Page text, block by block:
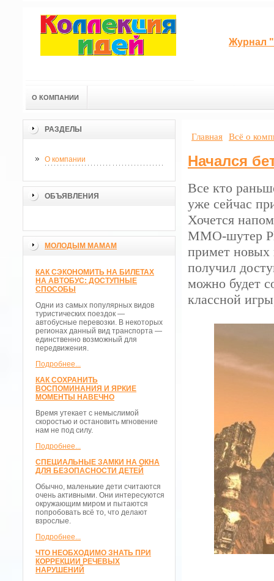
Журнал
О КОМПАНИИ
РАЗДЕЛЫ
О компании
ОБЪЯВЛЕНИЯ
МОЛОДЫМ МАМАМ
КАК СЭКОНОМИТЬ НА БИЛЕТАХ
НА АВТОБУС: ДОСТУПНЫЕ
СПОСОБЫ
Одни из самых популярных видов
туристических поездок —
автобусные перевозки. В некоторых
регионах данный вид транспорта —
единственно возможный для
передвижения.
Подробнее...
КАК СОХРАНИТЬ
ВОСПОМИНАНИЯ И ЯРКИЕ
МОМЕНТЫ НАВЕЧНО
Время утекает с немыслимой
скоростью и остановить мгновение
нам не под силу.
Подробнее...
СПЕЦИАЛЬНЫЕ ЗАМКИ НА ОКНА
ДЛЯ БЕЗОПАСНОСТИ ДЕТЕЙ
Обычно, маленькие дети считаются
очень активными. Они интересуются
окружающим миром и пытаются
попробовать всё то, что делают
взрослые.
Подробнее...
ЧТО НЕОБХОДИМО ЗНАТЬ ПРИ
КОРРЕКЦИИ РЕЧЕВЫХ
НАРУШЕНИЙ
Главная Всё о
Начался
Все кто
уже сейчас
Хочется
MMO-шутер
примет новых
получил
можно будет
классной